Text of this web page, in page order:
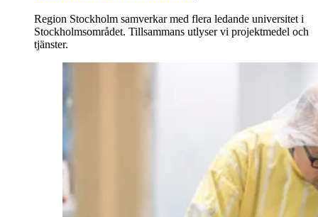
Region Stockholm samverkar med flera ledande universitet i
Stockholmsområdet. Tillsammans utlyser vi projektmedel och
tjänster.